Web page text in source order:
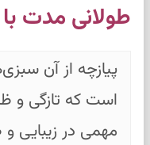
طولانی مدت
پیازچه از آن
است که تازگی و
مهمی در زیبایی